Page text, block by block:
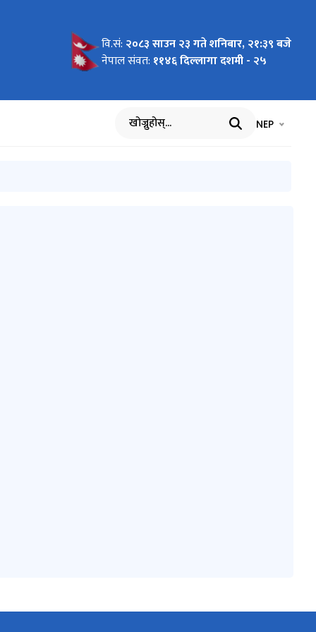
) शिक्षक
वि.सं: २०८३ साउन २३ गते शनिबार, २१:३९ बजे
नेपाल संवत: ११४६ दिल्लागा दशमी - २५
खोज्नुहोस् भाषा चयन
NEP